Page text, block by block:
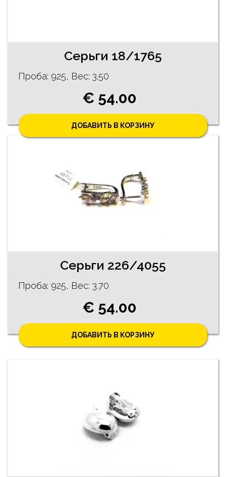
Cерьги 18/1765
Проба: 925, Bес: 3.50
€ 54.00
ДОБАВИТЬ В КОРЗИНУ
Cерьги 226/4055
Проба: 925, Bес: 3.70
€ 54.00
ДОБАВИТЬ В КОРЗИНУ